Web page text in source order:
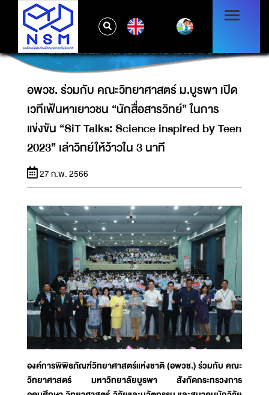
อพวช. ร่วมกับ คณะวิทยาศาสตร์ ม.บูรพา เปิด
เวทีเฟ้นหาเยาวชน “นักสื่อสารวิทย์” ในการ
แข่งขัน “SIT TALKS: SCIENCE INSPIRED BY
TEEN 2023” เล่าวิทย์ให้ว้าวใน 3 นาที
อพวช. ร่วมกับ คณะวิทยาศาสตร์ ม.บูรพา เปิด
เวทีเฟ้นหาเยาวชน “นักสื่อสารวิทย์” ในการ
แข่งขัน “SiT Talks: Science inspired by Teen
2023” เล่าวิทย์ให้ว้าวใน 3 นาที
27 ก.พ. 2566
องค์การพิพิธภัณฑ์วิทยาศาสตร์แห่งชาติ (อพวช.) ร่วมกับ คณะ
วิทยาศาสตร์ มหาวิทยาลัยบูรพา สังกัดกระทรวงการ